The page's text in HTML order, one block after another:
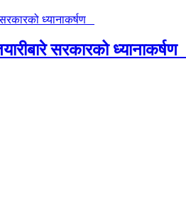
सरकारको ध्यानाकर्षण